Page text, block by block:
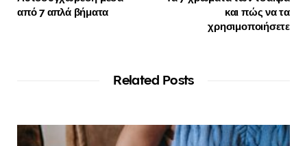
από 7 απλά βήματα
και πώς να τα
χρησιμοποιήσετε
Related Posts